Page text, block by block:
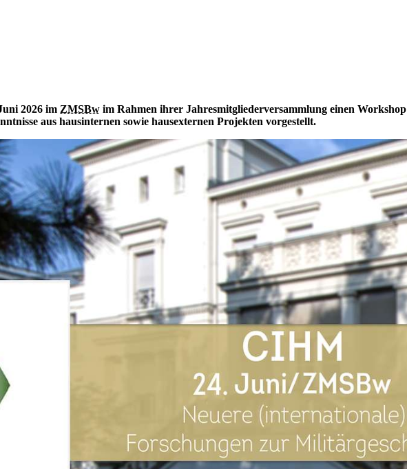
2026 im ZMSBw im Rahmen ihrer Jahresmitgliederversammlung einen Workshop
aus hausinternen sowie hausexternen Projekten vorgestellt.